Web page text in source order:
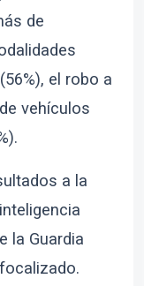
de
el robo a
vehículos
a la
la Guardia